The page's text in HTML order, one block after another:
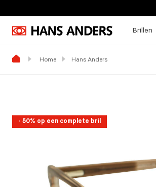
Brillen
Home Hans Anders
- 50% op een complete bril